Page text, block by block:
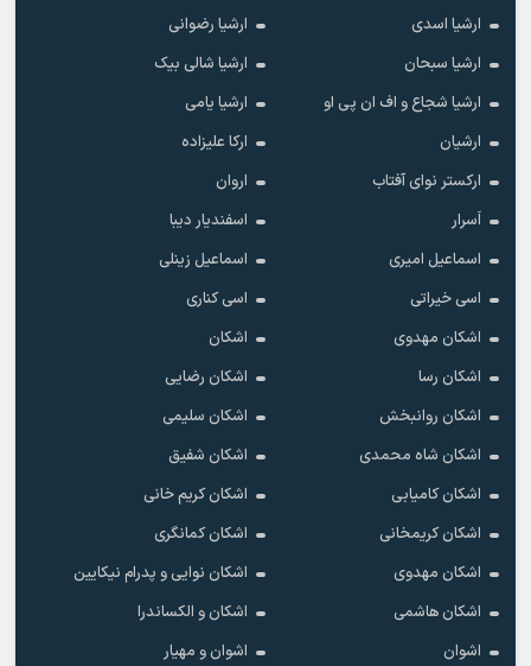
ارشیا اسدی
ارشیا رضوانی
ارشیا سبحان
ارشیا شالی بیک
ارشیا شجاع و اف ان پی او
ارشیا یامی
ارشیان
ارکا علیزاده
ارکستر نوای آفتاب
اروان
اَسرار
اسفندیار دیبا
اسماعیل امیری
اسماعیل زینلی
اسی خیراتی
اسی کناری
اشکان مهدوى
اشکان
اشکان رسا
اشکان رضایی
اشکان روانبخش
اشکان سلیمی
اشکان شاه محمدی
اشکان شفیق
اشکان کامیابی
اشکان کریم خانی
اشکان کریمخانی
اشکان کمانگری
اشکان مهدوی
اشکان نوایی و پدرام نیکایین
اشکان هاشمی
اشکان و الکساندرا
اشوان
اشوان و مهیار